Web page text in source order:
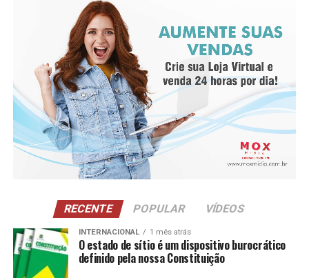
ISO 14001, norma internacional de gestão ambiental
conquistada pela empresa desde 2023.
RECENTE POPULAR VÍDEOS
INTERNACIONAL 1 mês atrás
O estado de sítio é um dispositivo burocrático
definido pela nossa Constituição